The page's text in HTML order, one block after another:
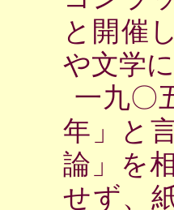
と開催
や文学
一九〇
年」と
論」を
せず、